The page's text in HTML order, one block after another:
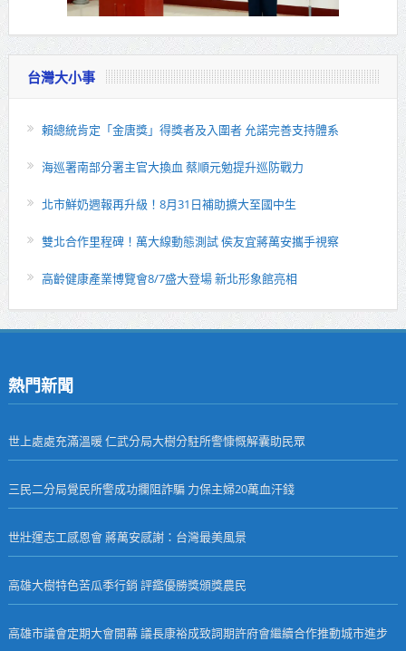
台灣大小事
賴總統肯定「金唐獎」得獎者及入圍者 允諾完善支持體系
海巡署南部分署主官大換血 蔡順元勉提升巡防戰力
北市鮮奶週報再升級！8月31日補助擴大至國中生
雙北合作里程碑！萬大線動態測試 侯友宜蔣萬安攜手視察
高齡健康產業博覽會8/7盛大登場 新北形象館亮相
熱門新聞
世上處處充滿溫暖 仁武分局大樹分駐所警慷慨解囊助民眾
三民二分局覺民所警成功攔阻詐騙 力保主婦20萬血汗錢
世壯運志工感恩會 蔣萬安感謝：台灣最美風景
高雄大樹特色苦瓜季行銷 評鑑優勝獎頒獎農民
高雄市議會定期大會開幕 議長康裕成致詞期許府會繼續合作推動城市進步